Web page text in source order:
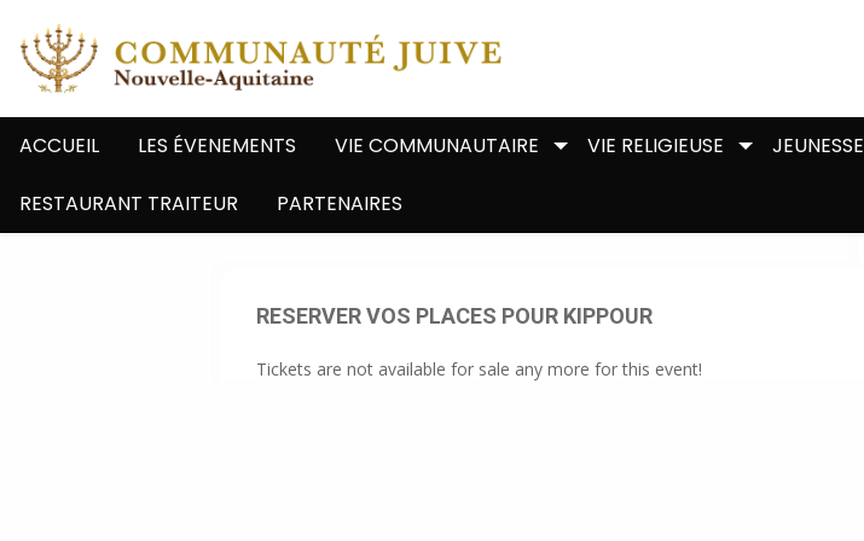
ACCUEIL LES ÉVENEMENTS VIE COMMUNAUTAIRE VIE RELIGIEUSE JEUNESSE
RESTAURANT TRAITEUR PARTENAIRES
RESERVER VOS PLACES POUR KIPPOUR
Tickets are not available for sale any more for this event!